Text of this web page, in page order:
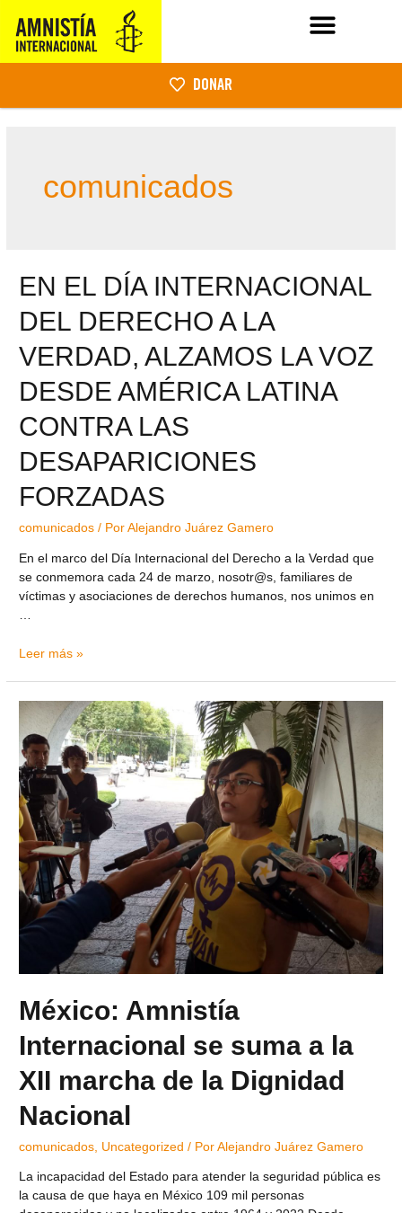
DONAR
comunicados
EN EL DÍA INTERNACIONAL
DEL DERECHO A LA
VERDAD, ALZAMOS LA VOZ
DESDE AMÉRICA LATINA
CONTRA LAS
DESAPARICIONES
FORZADAS
comunicados / PorAlejandro Juárez Gamero
En el marco del Día Internacional del Derecho a la Verdad que
se conmemora cada 24 de marzo, nosotr@s, familiares de
víctimas y asociaciones de derechos humanos, nos unimos en
Leer más »
México: Amnistía
Internacional se suma a la
XII marcha de la Dignidad
Nacional
comunicados Uncategorized / PorAlejandro Juárez Gamero
La incapacidad del Estado para atender la seguridad pública es
la causa de que haya en México 109 mil personas